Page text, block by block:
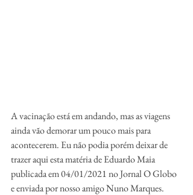
A vacinação está em andando, mas as viagens
ainda vão demorar um pouco mais para
acontecerem. Eu não podia porém deixar de
trazer aqui esta matéria de Eduardo Maia
publicada em 04/01/2021 no Jornal O Globo
e enviada por nosso amigo Nuno Marques.